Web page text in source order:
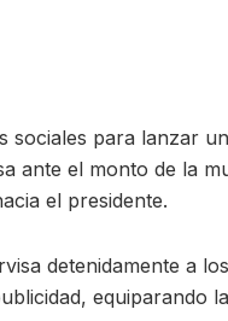
para lanzar
ante el monto de la
el presidente.
detenidamente a
equiparando